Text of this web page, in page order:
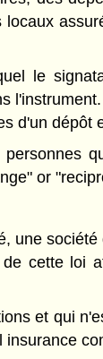
le
d'un dépôt
or
une
cette loi
et qui